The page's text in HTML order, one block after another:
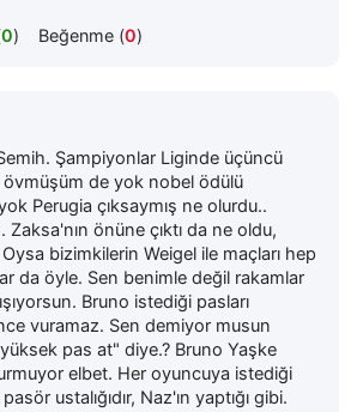
0) Beğenme (0)
Şampiyonlar Liginde üçüncü
de yok nobel ödülü
Perugia çıksaymış ne olurdu..
Zaksa'nın önüne çıktı da ne oldu,
bizimkilerin Weigel ile maçları hep
da öyle. Sen benimle değil rakamlar
Bruno istediği pasları
vuramaz. Sen demiyor musun
pas at" diye.? Bruno Yaşke
elbet. Her oyuncuya istediği
ustalığıdır, Naz'ın yaptığı gibi.